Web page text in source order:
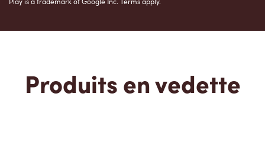
Produits en vedette